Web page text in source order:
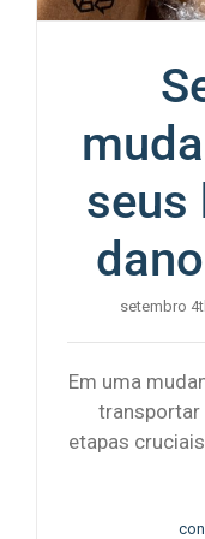
seus
setembro
Em uma
transportar
etapas